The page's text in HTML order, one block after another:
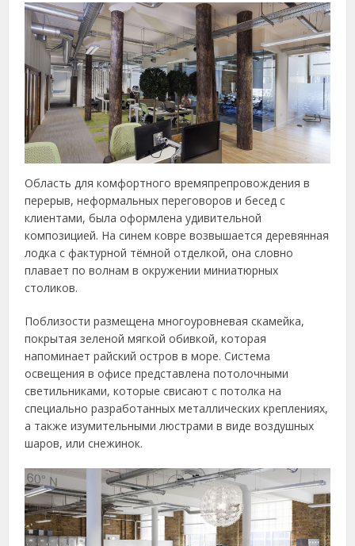
Область для комфортного времяпрепровождения в
перерыв, неформальных переговоров и бесед с
клиентами, была оформлена удивительной
композицией. На синем ковре возвышается деревянная
лодка с фактурной тёмной отделкой, она словно
плавает по волнам в окружении миниатюрных
столиков.
Поблизости размещена многоуровневая скамейка,
покрытая зеленой мягкой обивкой, которая
напоминает райский остров в море. Система
освещения в офисе представлена потолочными
светильниками, которые свисают с потолка на
специально разработанных металлических креплениях,
а также изумительными люстрами в виде воздушных
шаров, или снежинок.